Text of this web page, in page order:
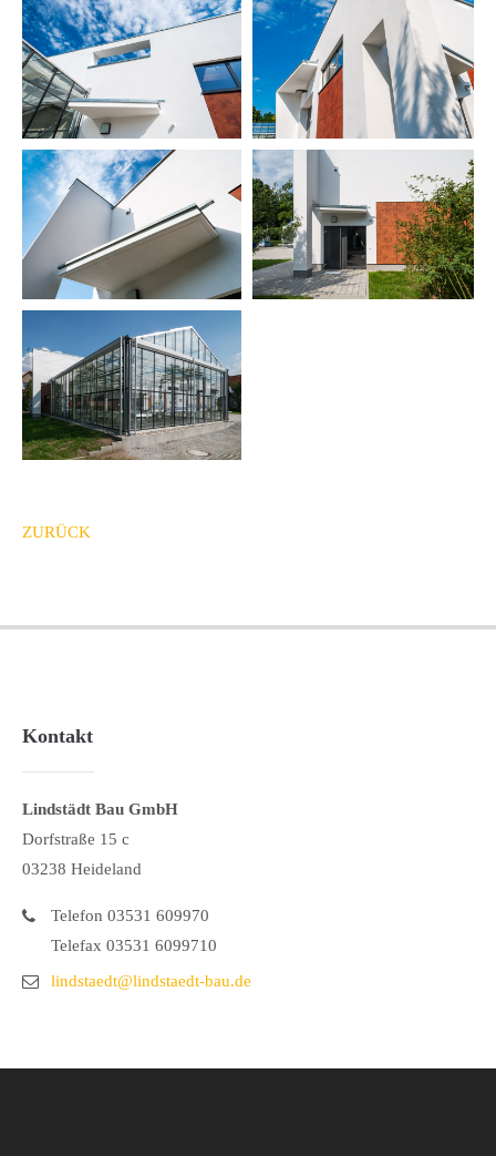
ZURÜCK
Kontakt
Lindstädt Bau GmbH
Dorfstraße 15 c
03238 Heideland
Telefon 03531 609970
Telefax 03531 6099710
lindstaedt@lindstaedt-bau.de